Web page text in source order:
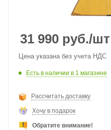
31 990 руб./шт
Цена указана без учета НДС
Есть в наличии в 1 магазине
Рассчитать доставку
Хочу в подарок
Обратите внимание!